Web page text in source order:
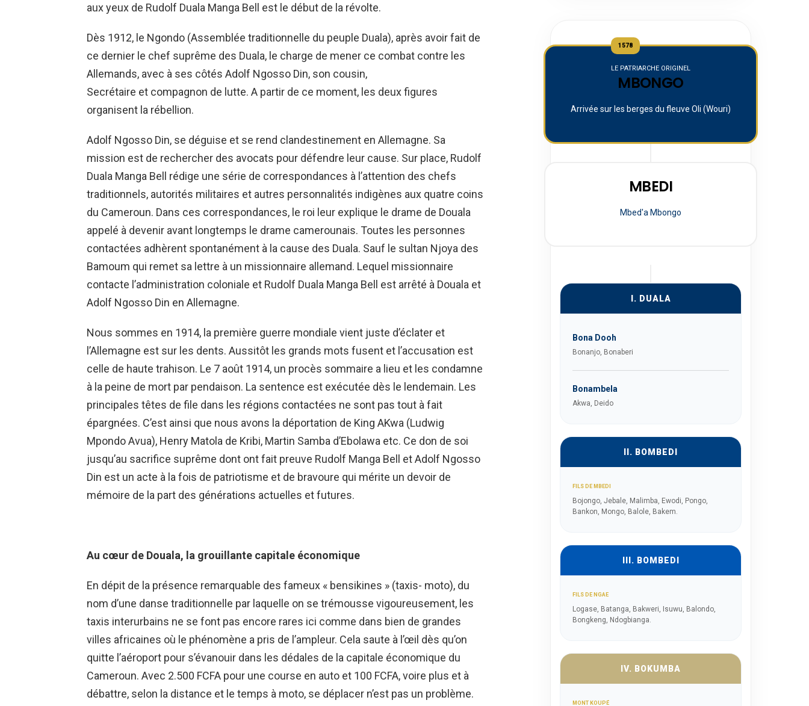
aux yeux de Rudolf Duala Manga Bell est le début de la révolte.
Dès 1912, le Ngondo (Assemblée traditionnelle du peuple Duala), après avoir fait de
ce dernier le chef suprême des Duala, le charge de mener ce combat contre les
Allemands, avec à ses côtés Adolf Ngosso Din, son cousin,
Secrétaire et compagnon de lutte. A partir de ce moment, les deux figures
organisent la rébellion.
Adolf Ngosso Din, se déguise et se rend clandestinement en Allemagne. Sa
mission est de rechercher des avocats pour défendre leur cause. Sur place, Rudolf
Duala Manga Bell rédige une série de correspondances à l’attention des chefs
traditionnels, autorités militaires et autres personnalités indigènes aux quatre coins
du Cameroun. Dans ces correspondances, le roi leur explique le drame de Douala
appelé à devenir avant longtemps le drame camerounais. Toutes les personnes
contactées adhèrent spontanément à la cause des Duala. Sauf le sultan Njoya des
Bamoum qui remet sa lettre à un missionnaire allemand. Lequel missionnaire
contacte l’administration coloniale et Rudolf Duala Manga Bell est arrêté à Douala et
Adolf Ngosso Din en Allemagne.
Nous sommes en 1914, la première guerre mondiale vient juste d’éclater et
l’Allemagne est sur les dents. Aussitôt les grands mots fusent et l’accusation est
celle de haute trahison. Le 7 août 1914, un procès sommaire a lieu et les condamne
à la peine de mort par pendaison. La sentence est exécutée dès le lendemain. Les
principales têtes de file dans les régions contactées ne sont pas tout à fait
épargnées. C’est ainsi que nous avons la déportation de King AKwa (Ludwig
Mpondo Avua), Henry Matola de Kribi, Martin Samba d’Ebolawa etc. Ce don de soi
jusqu’au sacrifice suprême dont ont fait preuve Rudolf Manga Bell et Adolf Ngosso
Din est un acte à la fois de patriotisme et de bravoure qui mérite un devoir de
mémoire de la part des générations actuelles et futures.
Au cœur de Douala, la grouillante capitale économique
En dépit de la présence remarquable des fameux « bensikines » (taxis- moto), du
nom d’une danse traditionnelle par laquelle on se trémousse vigoureusement, les
taxis interurbains ne se font pas encore rares ici comme dans bien de grandes
villes africaines où le phénomène a pris de l’ampleur. Cela saute à l’œil dès qu’on
quitte l’aéroport pour s’évanouir dans les dédales de la capitale économique du
Cameroun. Avec 2.500 FCFA pour une course en auto et 100 FCFA, voire plus et à
débattre, selon la distance et le temps à moto, se déplacer n’est pas un problème.
1578
LE PATRIARCHE ORIGINEL
MBONGO
Arrivée sur les berges du fleuve Oli (Wouri)
MBEDI
Mbed'a Mbongo
I. DUALA
Bona Dooh
Bonanjo, Bonaberi
Bonambela
Akwa, Deido
II. BOMBEDI
FILS DE MBEDI
Bojongo, Jebale, Malimba, Ewodi, Pongo,
Bankon, Mongo, Balole, Bakem.
III. BOMBEDI
FILS DE NGAE
Logase, Batanga, Bakweri, Isuwu, Balondo,
Bongkeng, Ndogbianga.
IV. BOKUMBA
MONT KOUPÉ